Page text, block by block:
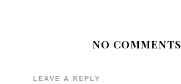
NO COMMENTS
LEAVE A REPLY